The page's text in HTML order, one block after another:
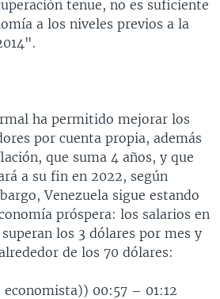
tenue, no es suficiente
a los niveles previos a la
ha permitido mejorar los
por cuenta propia, además
que suma 4 años, y que
a su fin en 2022, según
Venezuela sigue estando
próspera: los salarios en
los 3 dólares por mes y
de los 70 dólares:
00:57 – 01:12